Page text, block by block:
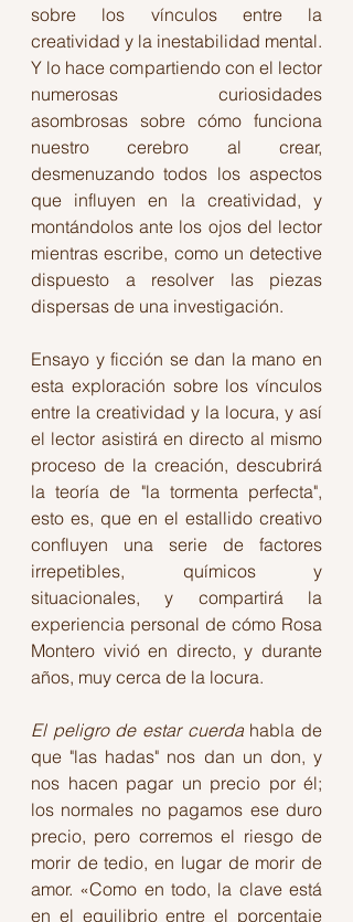
sobre los vínculos entre la
creatividad y la inestabilidad mental.
Y lo hace compartiendo con el lector
numerosas curiosidades
asombrosas sobre cómo funciona
nuestro cerebro al crear,
desmenuzando todos los aspectos
que influyen en la creatividad, y
montándolos ante los ojos del lector
mientras escribe, como un detective
dispuesto a resolver las piezas
dispersas de una investigación.
Ensayo y ficción se dan la mano en
esta exploración sobre los vínculos
entre la creatividad y la locura, y así
el lector asistirá en directo al mismo
proceso de la creación, descubrirá
la teoría de "la tormenta perfecta",
esto es, que en el estallido creativo
confluyen una serie de factores
irrepetibles, químicos y
situacionales, y compartirá la
experiencia personal de cómo Rosa
Montero vivió en directo, y durante
años, muy cerca de la locura.
El peligro de estar cuerda habla de
que "las hadas" nos dan un don, y
nos hacen pagar un precio por él;
los normales no pagamos ese duro
precio, pero corremos el riesgo de
morir de tedio, en lugar de morir de
amor. «Como en todo, la clave está
en el equilibrio entre el porcentaje